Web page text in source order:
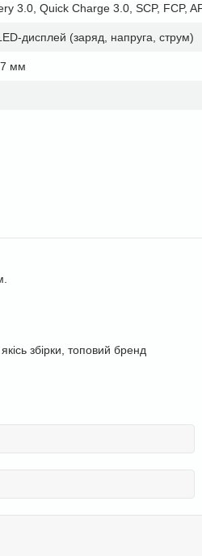
3.0, Quick Charge 3.0, SCP, FCP,
дисплей (заряд, напруга, струм)
мм
збірки, топовий бренд